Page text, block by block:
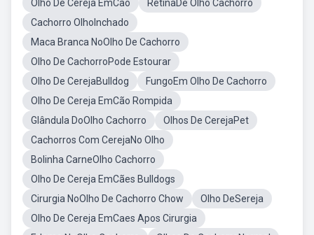
Olho De Cereja EmCão
RetinaDe Olho Cachorro
Cachorro OlhoInchado
Maca Branca NoOlho De Cachorro
Olho De CachorroPode Estourar
Olho De CerejaBulldog
FungoEm Olho De Cachorro
Olho De Cereja EmCão Rompida
Glândula DoOlho Cachorro
Olhos De CerejaPet
Cachorros Com CerejaNo Olho
Bolinha CarneOlho Cachorro
Olho De Cereja EmCães Bulldogs
Cirurgia NoOlho De Cachorro Chow
Olho DeSereja
Olho De Cereja EmCaes Apos Cirurgia